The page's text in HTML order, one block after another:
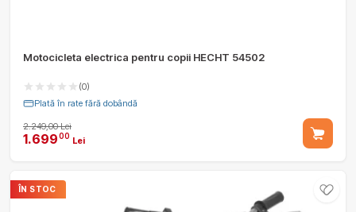
Motocicleta electrica pentru copii HECHT 54502
(0)
Plată în rate fără dobândă
2.249,00 Lei
1.69900 Lei
ÎN STOC